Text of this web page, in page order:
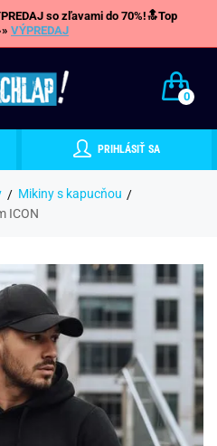
so zľavami do 70%!🔝Top
VÝPREDAJ
0
PRIHLÁSIŤ SA
Mikiny s kapucňou
ICON